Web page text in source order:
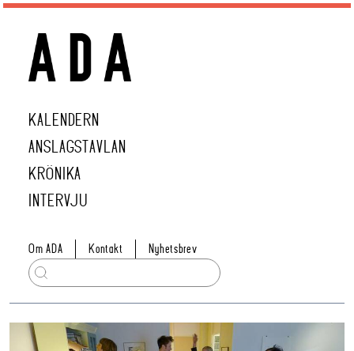
KALENDERN
ANSLAGSTAVLAN
KRÖNIKA
INTERVJU
Om ADA Kontakt Nyhetsbrev